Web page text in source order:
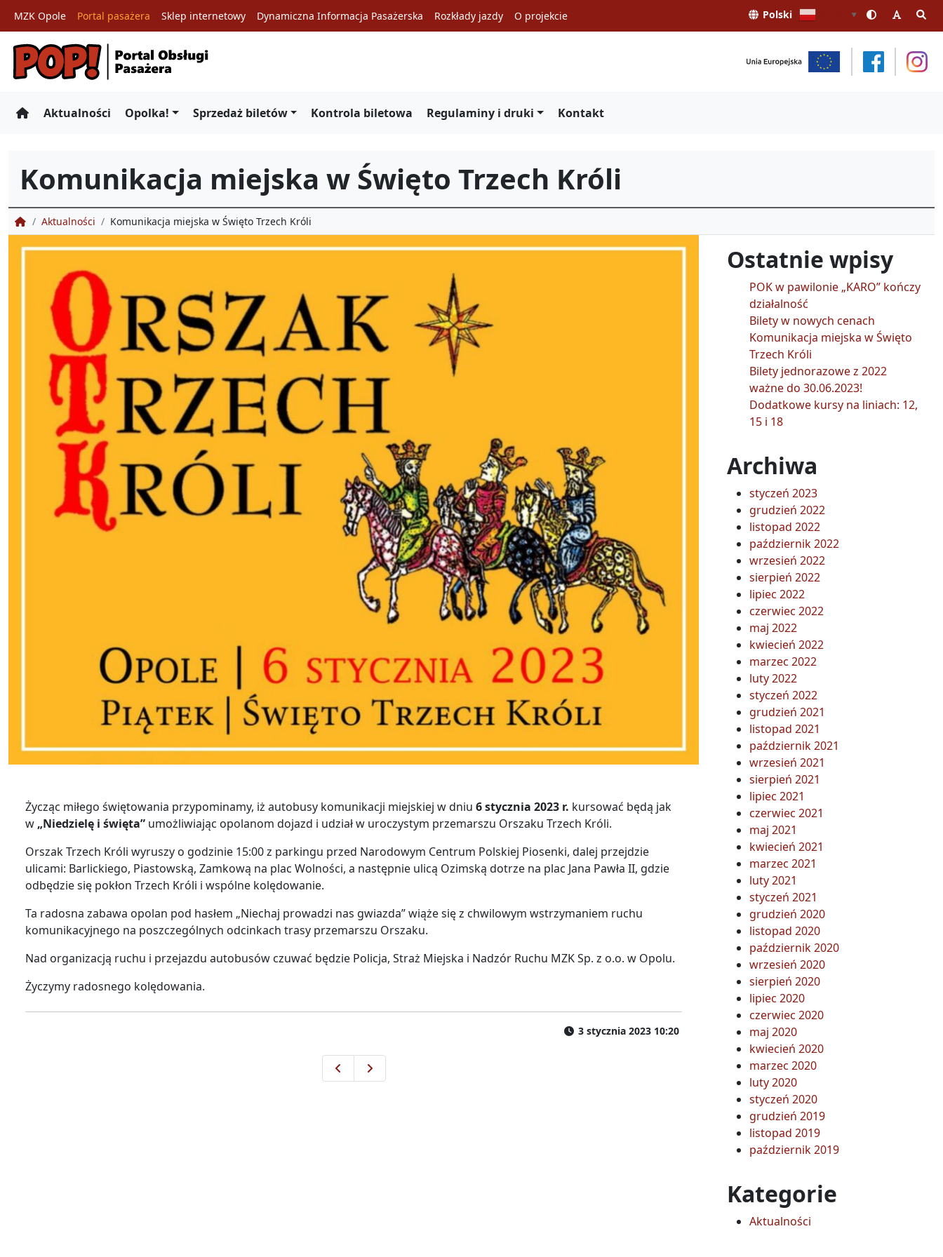
MZK Opole Portal pasażera Sklep internetowy Dynamiczna Informacja Pasażerska Rozkłady jazdy O projekcie Polski ▼
treści
Aktualności Opolka! Sprzedaż biletów Kontrola biletowa Regulaminy i druki Kontakt
Komunikacja miejska w Święto Trzech Króli
Portal Obsługi Pasażera
Aktualności Komunikacja miejska w Święto Trzech Króli
Życząc miłego świętowania przypominamy, iż autobusy komunikacji miejskiej w dniu 6 stycznia 2023 r. kursować będą jak
w „Niedzielę i święta” umożliwiając opolanom dojazd i udział w uroczystym przemarszu Orszaku Trzech Króli.
Orszak Trzech Króli wyruszy o godzinie 15:00 z parkingu przed Narodowym Centrum Polskiej Piosenki, dalej przejdzie
ulicami: Barlickiego, Piastowską, Zamkową na plac Wolności, a następnie ulicą Ozimską dotrze na plac Jana Pawła II, gdzie
odbędzie się pokłon Trzech Króli i wspólne kolędowanie.
Ta radosna zabawa opolan pod hasłem „Niechaj prowadzi nas gwiazda” wiąże się z chwilowym wstrzymaniem ruchu
komunikacyjnego na poszczególnych odcinkach trasy przemarszu Orszaku.
Nad organizacją ruchu i przejazdu autobusów czuwać będzie Policja, Straż Miejska i Nadzór Ruchu MZK Sp. z o.o. w Opolu.
Życzymy radosnego kolędowania.
3 stycznia 2023 10:20
Bilety jednorazowe z 2022 ważne do 30.06.2023!
Bilety w nowych cenach
Ostatnie wpisy
POK w pawilonie „KARO” kończy
działalność
Bilety w nowych cenach
Komunikacja miejska w Święto
Trzech Króli
Bilety jednorazowe z 2022
ważne do 30.06.2023!
Dodatkowe kursy na liniach: 12,
15 i 18
Archiwa
styczeń 2023
grudzień 2022
listopad 2022
październik 2022
wrzesień 2022
sierpień 2022
lipiec 2022
czerwiec 2022
maj 2022
kwiecień 2022
marzec 2022
luty 2022
styczeń 2022
grudzień 2021
listopad 2021
październik 2021
wrzesień 2021
sierpień 2021
lipiec 2021
czerwiec 2021
maj 2021
kwiecień 2021
marzec 2021
luty 2021
styczeń 2021
grudzień 2020
listopad 2020
październik 2020
wrzesień 2020
sierpień 2020
lipiec 2020
czerwiec 2020
maj 2020
kwiecień 2020
marzec 2020
luty 2020
styczeń 2020
grudzień 2019
listopad 2019
październik 2019
Kategorie
Aktualności